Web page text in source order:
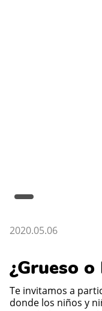
2020.05.06
¿Grueso
Te invitamos a participar de una bella actividad, en
donde los niños y